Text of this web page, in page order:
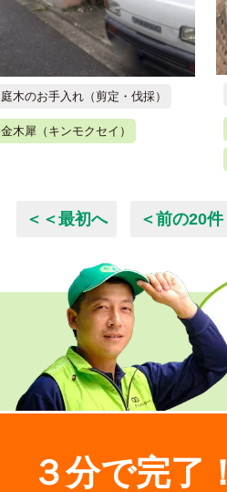
庭木のお手入れ（剪定・伐採）
金木犀（キンモクセイ）
＜＜最初へ ＜前の20件
３分で完了！